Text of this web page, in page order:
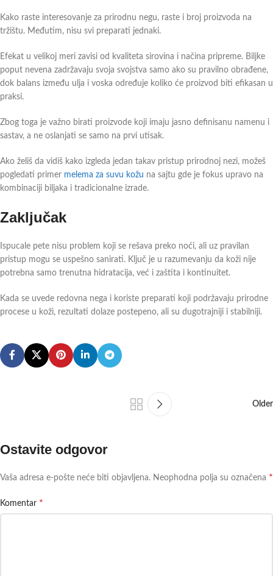
Kako raste interesovanje za prirodnu negu, raste i broj proizvoda na
tržištu. Međutim, nisu svi preparati jednaki.
Efekat u velikoj meri zavisi od kvaliteta sirovina i načina pripreme. Biljke
poput nevena zadržavaju svoja svojstva samo ako su pravilno obrađene,
dok balans između ulja i voska određuje koliko će proizvod biti efikasan u
praksi.
Zbog toga je važno birati proizvode koji imaju jasno definisanu namenu i
sastav, a ne oslanjati se samo na prvi utisak.
Ako želiš da vidiš kako izgleda jedan takav pristup prirodnoj nezi, možeš
pogledati primer melema za suvu kožu na sajtu gde je fokus upravo na
kombinaciji biljaka i tradicionalne izrade.
Zaključak
Ispucale pete nisu problem koji se rešava preko noći, ali uz pravilan
pristup mogu se uspešno sanirati. Ključ je u razumevanju da koži nije
potrebna samo trenutna hidratacija, već i zaštita i kontinuitet.
Kada se uvede redovna nega i koriste preparati koji podržavaju prirodne
procese u koži, rezultati dolaze postepeno, ali su dugotrajniji i stabilniji.
Older
Ostavite odgovor
Vaša adresa e-pošte neće biti objavljena. Neophodna polja su označena *
Komentar *